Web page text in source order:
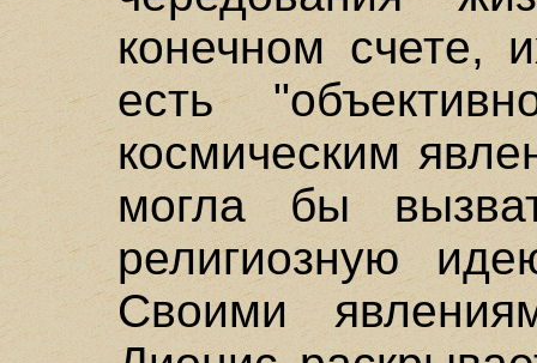
конечном счете,
есть
космическим
могла бы
религиозную
Своими